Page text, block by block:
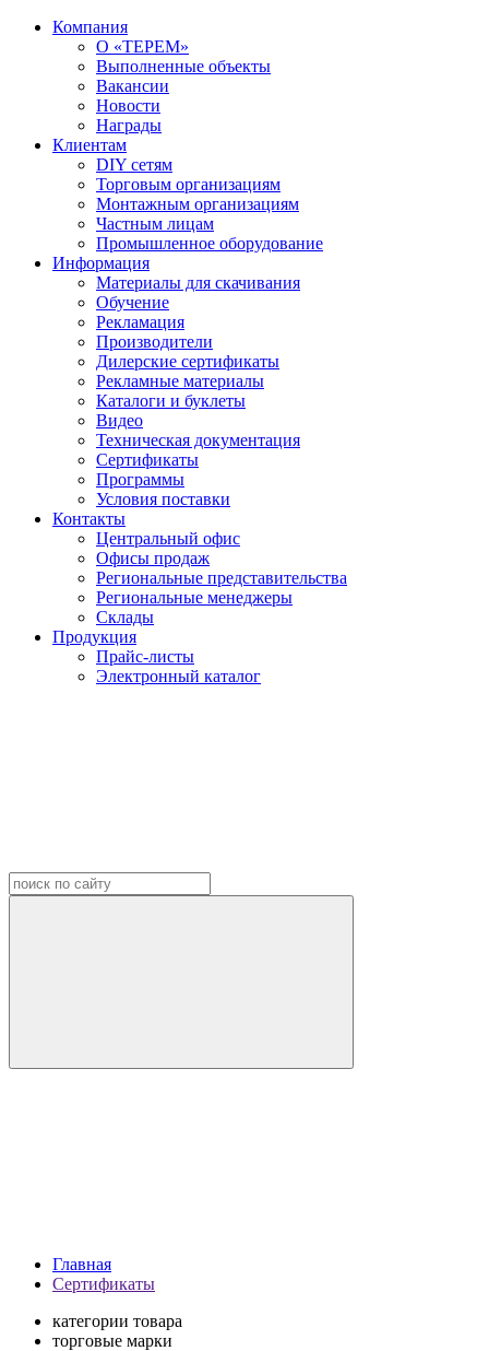
Компания
О «ТЕРЕМ»
Выполненные объекты
Вакансии
Новости
Награды
Клиентам
DIY сетям
Торговым организациям
Монтажным организациям
Частным лицам
Промышленное оборудование
Информация
Материалы для скачивания
Обучение
Рекламация
Производители
Дилерские сертификаты
Рекламные материалы
Каталоги и буклеты
Видео
Техническая документация
Сертификаты
Программы
Условия поставки
Контакты
Центральный офис
Офисы продаж
Региональные представительства
Региональные менеджеры
Склады
Продукция
Прайс-листы
Электронный каталог
Главная
Сертификаты
категории товара
торговые марки